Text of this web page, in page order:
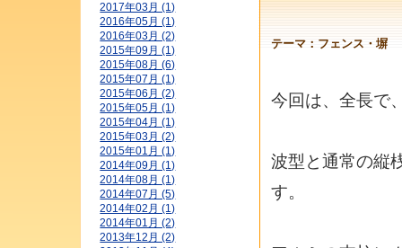
テーマ： フェンス・塀
今回は、全長で
波型と通常の縦
す。
2017年03月 (1)
2016年05月 (1)
2016年03月 (2)
2015年09月 (1)
2015年08月 (6)
2015年07月 (1)
2015年06月 (2)
2015年05月 (1)
2015年04月 (1)
2015年03月 (2)
2015年01月 (1)
2014年09月 (1)
2014年08月 (1)
2014年07月 (5)
2014年02月 (1)
2014年01月 (2)
2013年12月 (2)